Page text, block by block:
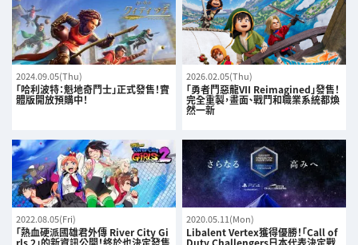
2024.09.05(Thu)
「哈利波特：魁地奇鬥士」正式發售！實
體版開放預購中！
2026.02.05(Thu)
「勇者鬥惡龍VII Reimagined」發售！
完全重製，畫面、戰鬥和職業系統都煥
然一新
2022.08.05(Fri)
「熱血硬派國雄君外傳 River City Gi
rls 2」的新資訊公開！終於也決定發售
2020.05.11(Mon)
Libalent Vertex獲得優勝！「Call of
Duty Challengers日本代表決定戰